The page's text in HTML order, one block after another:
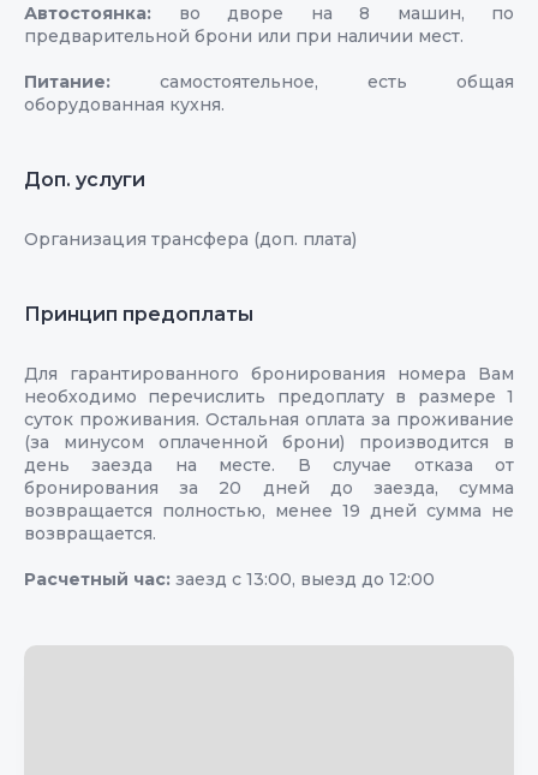
Автостоянка: во дворе на 8 машин, по
предварительной брони или при наличии мест.
Питание: самостоятельное, есть общая
оборудованная кухня.
Доп. услуги
Организация трансфера (доп. плата)
Принцип предоплаты
Для гарантированного бронирования номера Вам
необходимо перечислить предоплату в размере 1
суток проживания. Остальная оплата за проживание
(за минусом оплаченной брони) производится в
день заезда на месте. В случае отказа от
бронирования за 20 дней до заезда, сумма
возвращается полностью, менее 19 дней сумма не
возвращается.
Расчетный час: заезд с 13:00, выезд до 12:00